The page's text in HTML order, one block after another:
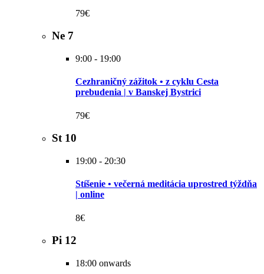
79€
Ne 7
9:00 - 19:00
Cezhraničný zážitok • z cyklu Cesta
prebudenia | v Banskej Bystrici
79€
St 10
19:00 - 20:30
Stíšenie • večerná meditácia uprostred týždňa
| online
8€
Pi 12
18:00 onwards